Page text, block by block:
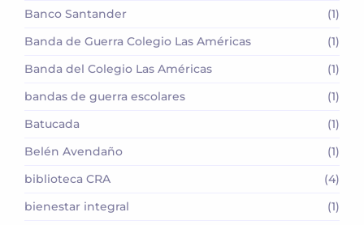
Banco Santander
(1)
Banda de Guerra Colegio Las Américas
(1)
Banda del Colegio Las Américas
(1)
bandas de guerra escolares
(1)
Batucada
(1)
Belén Avendaño
(1)
biblioteca CRA
(4)
bienestar integral
(1)